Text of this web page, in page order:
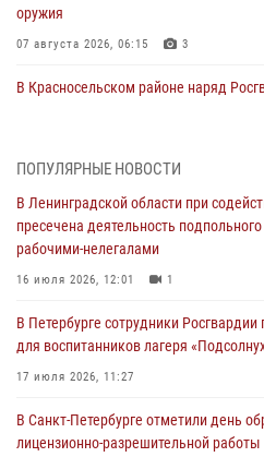
оружия
07 августа 2026, 06:15 3
В Красносельском районе наряд
06 августа 2026, 13:39 1
В Центральном районе росгвардейцы
хулигана, стрелявшего из пускового
домами
06 августа 2026, 11:36
Сотрудники и военнослужащие
правопорядок при проведении матча
06 августа 2026, 07:30
В Выборгском районе наряд
разыскиваемый преступный
ПОПУЛЯРНЫЕ НОВОСТИ
В Ленинградской области при
пресечена деятельность
рабочими-нелегалами
16 июля 2026, 12:01 1
В Петербурге сотрудники Росгвардии
для воспитанников лагеря
17 июля 2026, 11:27
В Санкт-Петербурге отметили день
лицензионно-разрешительной